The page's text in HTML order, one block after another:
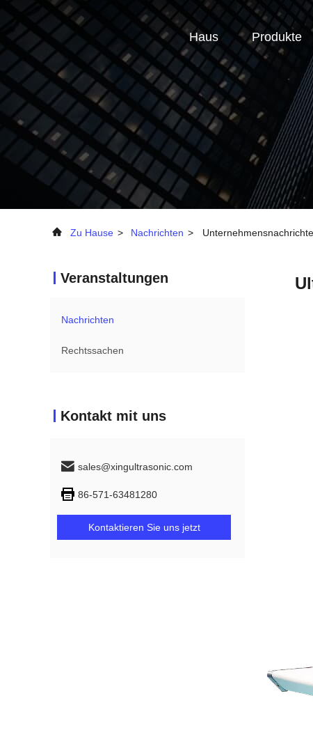
Haus Produkte
Zu Hause > Nachrichten >
Veranstaltungen
Nachrichten
Rechtssachen
Kontakt mit uns
sales@xingultrasonic.com
86-571-63481280
Kontaktieren Sie uns jetzt